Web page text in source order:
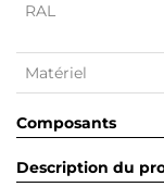
RAL
Matériel
Composants
Description du